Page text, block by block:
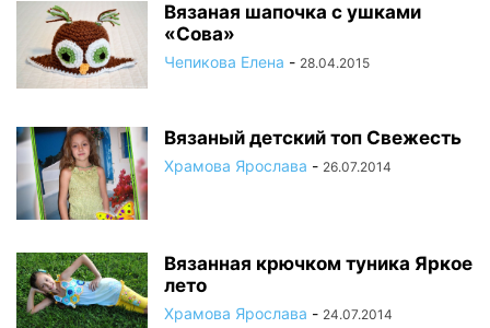
Вязаная шапочка с ушками
«Сова»
Чепикова Елена - 28.04.2015
Вязаный детский топ Свежесть
Храмова Ярослава - 26.07.2014
Вязанная крючком туника Яркое
лето
Храмова Ярослава - 24.07.2014